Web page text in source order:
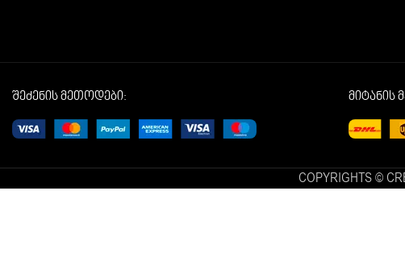
შეძენის მეთოდები: მიტანის
COPYRIGHTS ©